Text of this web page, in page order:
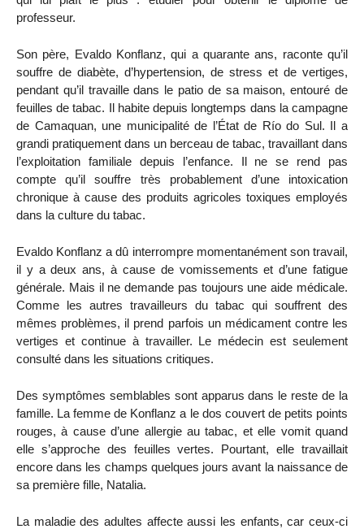
professeur.
Son père, Evaldo Konflanz, qui a quarante ans, raconte qu’il
souffre de diabète, d’hypertension, de stress et de vertiges,
pendant qu’il travaille dans le patio de sa maison, entouré de
feuilles de tabac. Il habite depuis longtemps dans la campagne
de Camaquan, une municipalité de l’État de Río do Sul. Il a
grandi pratiquement dans un berceau de tabac, travaillant dans
l’exploitation familiale depuis l’enfance. Il ne se rend pas
compte qu’il souffre très probablement d’une intoxication
chronique à cause des produits agricoles toxiques employés
dans la culture du tabac.
Evaldo Konflanz a dû interrompre momentanément son travail,
il y a deux ans, à cause de vomissements et d’une fatigue
générale. Mais il ne demande pas toujours une aide médicale.
Comme les autres travailleurs du tabac qui souffrent des
mêmes problèmes, il prend parfois un médicament contre les
vertiges et continue à travailler. Le médecin est seulement
consulté dans les situations critiques.
Des symptômes semblables sont apparus dans le reste de la
famille. La femme de Konflanz a le dos couvert de petits points
rouges, à cause d’une allergie au tabac, et elle vomit quand
elle s’approche des feuilles vertes. Pourtant, elle travaillait
encore dans les champs quelques jours avant la naissance de
sa première fille, Natalia.
La maladie des adultes affecte aussi les enfants, car ceux-ci